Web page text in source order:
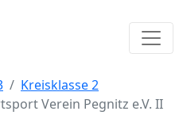
Kreisklasse 2
Verein Pegnitz e.V. II